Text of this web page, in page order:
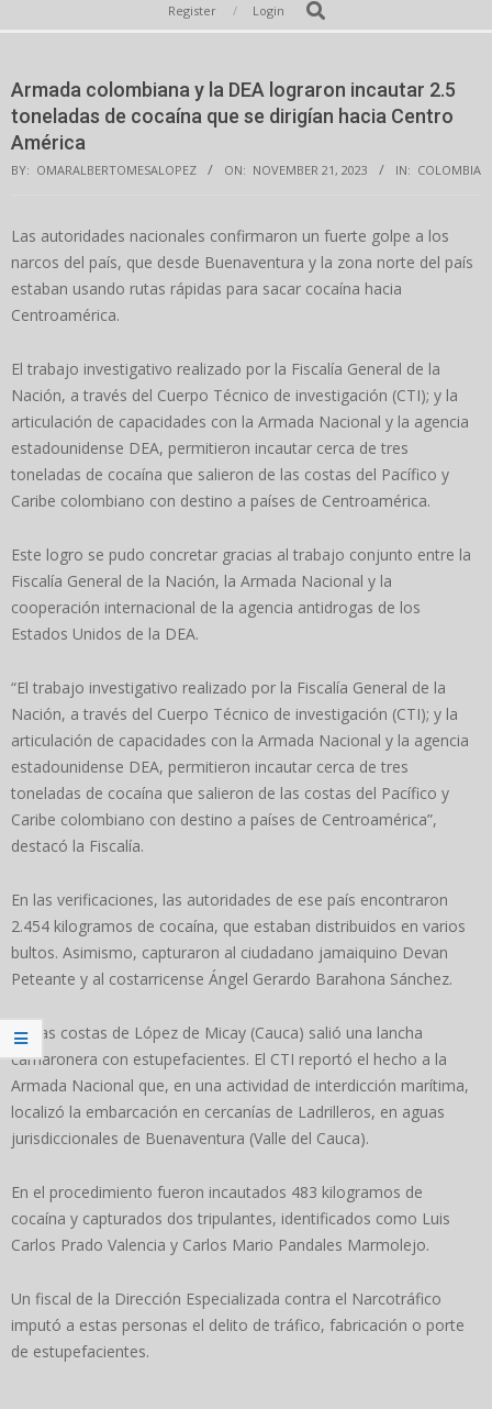
Navigation
Register Login Search
Armada colombiana y la DEA lograron incautar 2.5
toneladas de cocaína que se dirigían hacia Centro
América
BY: OMARALBERTOMESALOPEZ ON: NOVEMBER 21, 2023 IN: COLOMBIA
Las autoridades nacionales confirmaron un fuerte golpe a los
narcos del país, que desde Buenaventura y la zona norte del país
estaban usando rutas rápidas para sacar cocaína hacia
Centroamérica.
El trabajo investigativo realizado por la Fiscalía General de la
Nación, a través del Cuerpo Técnico de investigación (CTI); y la
articulación de capacidades con la Armada Nacional y la agencia
estadounidense DEA, permitieron incautar cerca de tres
toneladas de cocaína que salieron de las costas del Pacífico y
Caribe colombiano con destino a países de Centroamérica.
Este logro se pudo concretar gracias al trabajo conjunto entre la
Fiscalía General de la Nación, la Armada Nacional y la
cooperación internacional de la agencia antidrogas de los
Estados Unidos de la DEA.
“El trabajo investigativo realizado por la Fiscalía General de la
Nación, a través del Cuerpo Técnico de investigación (CTI); y la
articulación de capacidades con la Armada Nacional y la agencia
estadounidense DEA, permitieron incautar cerca de tres
toneladas de cocaína que salieron de las costas del Pacífico y
Caribe colombiano con destino a países de Centroamérica”,
destacó la Fiscalía.
En las verificaciones, las autoridades de ese país encontraron
2.454 kilogramos de cocaína, que estaban distribuidos en varios
bultos. Asimismo, capturaron al ciudadano jamaiquino Devan
Peteante y al costarricense Ángel Gerardo Barahona Sánchez.
De las costas de López de Micay (Cauca) salió una lancha
camaronera con estupefacientes. El CTI reportó el hecho a la
Armada Nacional que, en una actividad de interdicción marítima,
localizó la embarcación en cercanías de Ladrilleros, en aguas
jurisdiccionales de Buenaventura (Valle del Cauca).
En el procedimiento fueron incautados 483 kilogramos de
cocaína y capturados dos tripulantes, identificados como Luis
Carlos Prado Valencia y Carlos Mario Pandales Marmolejo.
Un fiscal de la Dirección Especializada contra el Narcotráfico
imputó a estas personas el delito de tráfico, fabricación o porte
de estupefacientes.